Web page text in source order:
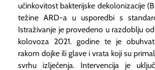
učinkovitost bakterijske dekolonizacije
težine ARD-a u usporedbi s
Istraživanje je provedeno u razdoblju
kolovoza 2021. godine te je
rakom dojke ili glave i vrata koji su
svrhu izlječenja. Intervencija je